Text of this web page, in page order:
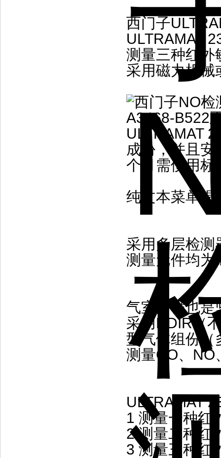
西门子
ULTRAMAT
测量三种红外
采用磁力机械
ULTRAMAT
成份，并且
个月需使用
纯文本菜单提
采用多层检测
测量元件均为
气室同样也
采用NDIR（
型气体组份（
测量CO、NO
ULTRAMAT
1 测量一种红
2 测量二种红
3 测量三种红